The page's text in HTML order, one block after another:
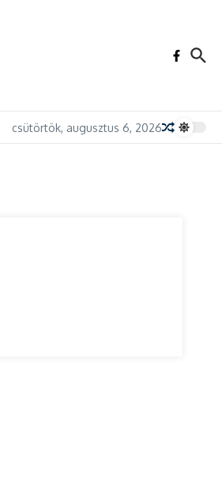
csütörtök, augusztus 6, 2026